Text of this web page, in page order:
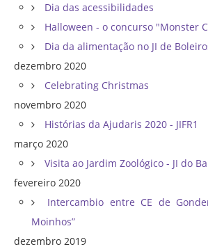
Dia das acessibilidades
Halloween - o concurso "Monster
Dia da alimentação no JI de
dezembro 2020
Celebrating Christmas
novembro 2020
Histórias da Ajudaris 2020 - JIFR1
março 2020
Visita ao Jardim Zoológico - JI do
fevereiro 2020
Intercambio entre CE de
Moinhos”
dezembro 2019